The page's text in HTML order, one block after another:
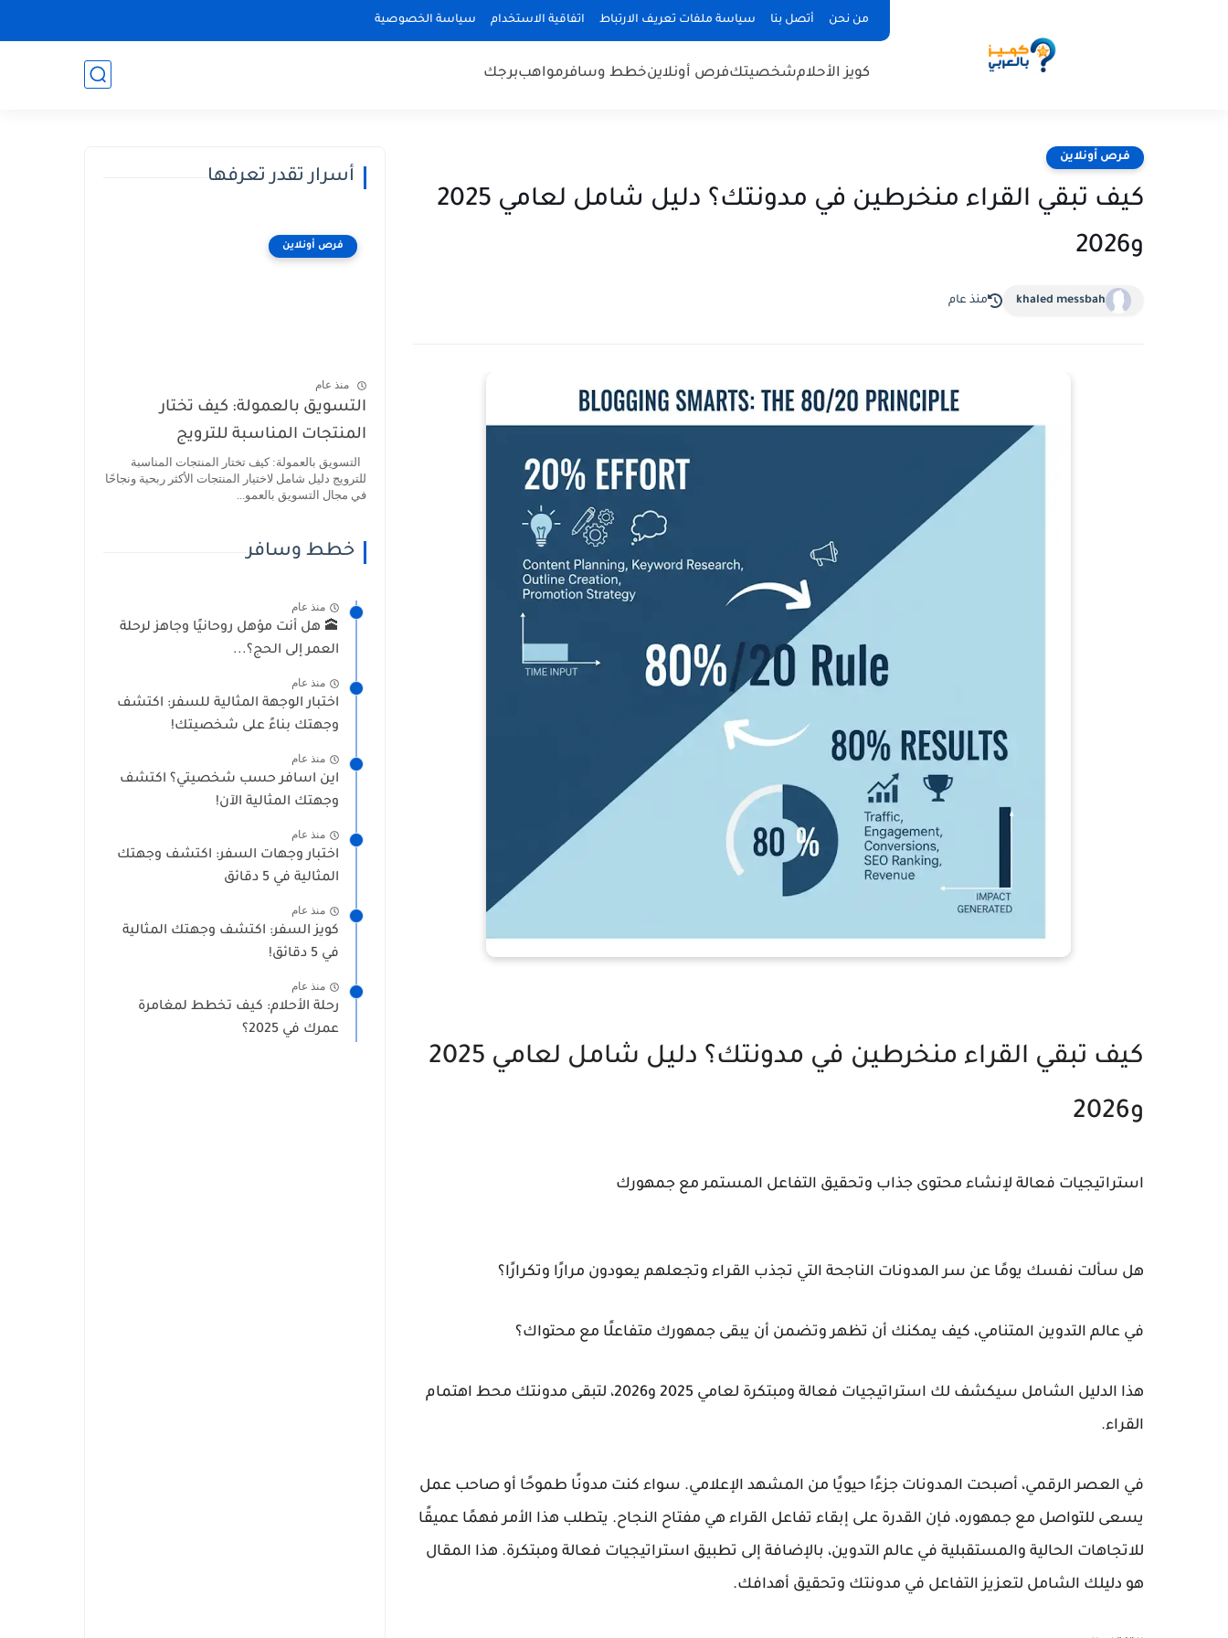
من نحن أتصل بنا سياسة ملفات تعريف الارتباط اتفاقية الاستخدام سياسة الخصوصية
كويز الأحلامشخصيتكفرص أونلاينخطط وسافرمواهببرجك
فرص أونلاين
كيف تبقي القراء منخرطين في مدونتك؟ دليل شامل لعامي 2025
و2026
khaled messbah منذ عام
كيف تبقي القراء منخرطين في مدونتك؟ دليل شامل لعامي 2025
و2026
استراتيجيات فعالة لإنشاء محتوى جذاب وتحقيق التفاعل المستمر مع جمهورك
هل سألت نفسك يومًا عن سر المدونات الناجحة التي تجذب القراء وتجعلهم يعودون مرارًا وتكرارًا؟
في عالم التدوين المتنامي، كيف يمكنك أن تظهر وتضمن أن يبقى جمهورك متفاعلًا مع محتواك؟
هذا الدليل الشامل سيكشف لك استراتيجيات فعالة ومبتكرة لعامي 2025 و2026، لتبقى مدونتك محط اهتمام
القراء.
في العصر الرقمي، أصبحت المدونات جزءًا حيويًا من المشهد الإعلامي. سواء كنت مدونًا طموحًا أو صاحب عمل
يسعى للتواصل مع جمهوره، فإن القدرة على إبقاء تفاعل القراء هي مفتاح النجاح. يتطلب هذا الأمر فهمًا عميقًا
للاتجاهات الحالية والمستقبلية في عالم التدوين، بالإضافة إلى تطبيق استراتيجيات فعالة ومبتكرة. هذا المقال
هو دليلك الشامل لتعزيز التفاعل في مدونتك وتحقيق أهدافك.
أسرار تقدر تعرفها
فرص أونلاين
منذ عام
التسويق بالعمولة: كيف تختار
المنتجات المناسبة للترويج
التسويق بالعمولة: كيف تختار المنتجات المناسبة
للترويج دليل شامل لاختيار المنتجات الأكثر ربحية ونجاحًا
في مجال التسويق بالعمو...
خطط وسافر
منذ عام
🕋 هل أنت مؤهل روحانيًا وجاهز لرحلة
العمر إلى الحج؟...
منذ عام
اختبار الوجهة المثالية للسفر: اكتشف
وجهتك بناءً على شخصيتك!
منذ عام
اين اسافر حسب شخصيتي؟ اكتشف
وجهتك المثالية الآن!
منذ عام
اختبار وجهات السفر: اكتشف وجهتك
المثالية في 5 دقائق
منذ عام
كويز السفر: اكتشف وجهتك المثالية
في 5 دقائق!
منذ عام
رحلة الأحلام: كيف تخطط لمغامرة
عمرك في 2025؟